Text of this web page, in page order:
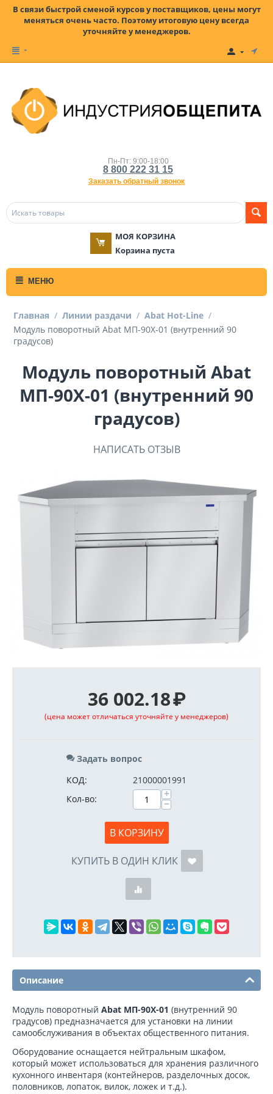
В связи быстрой сменой курсов у поставщиков, цены могут
меняться очень часто. Поэтому итоговую цену всегда
уточняйте у менеджеров.
Пн-Пт: 9:00-18:00
8 800 222 31 15
Заказать обратный звонок
МОЯ КОРЗИНА
Корзина пуста
МЕНЮ
Главная / Линии раздачи / Abat Hot-Line /
Модуль поворотный Abat МП-90Х-01 (внутренний 90
градусов)
Модуль поворотный Abat
МП-90Х-01 (внутренний 90
градусов)
НАПИСАТЬ ОТЗЫВ
36 002.18₽
(цена может отличаться уточняйте у менеджеров)
Задать вопрос
КОД:
21000001991
Кол-во:
+
−
В КОРЗИНУ
КУПИТЬ В ОДИН КЛИК
Описание
Модуль поворотный Abat МП-90Х-01 (внутренний 90
градусов) предназначается для установки на линии
самообслуживания в объектах общественного питания.
Оборудование оснащается нейтральным шкафом,
который может использоваться для хранения различного
кухонного инвентаря (контейнеров, разделочных досок,
половников, лопаток, вилок, ложек и т.д.).